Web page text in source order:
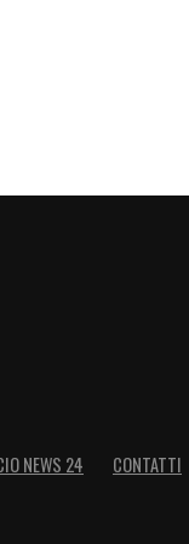
NEWS 24 CONTATTI